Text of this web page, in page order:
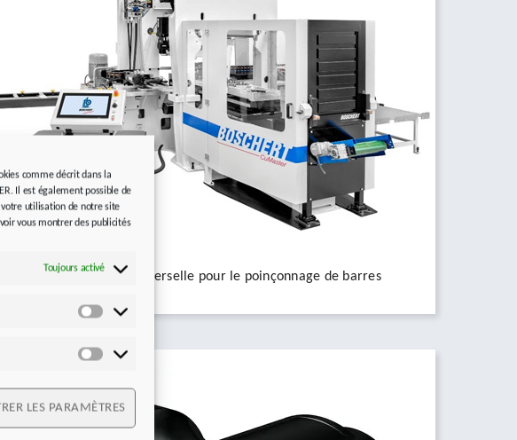
comme décrit dans la
Il est également possible de
utilisation de notre site
vous montrer des publicités
Toujours activé
Statistiques
Commercialisation
LES PARAMÈTRES
est une solution universelle pour le poinçonnage de barres